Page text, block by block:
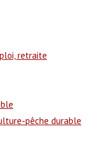
retraite
pêche durable